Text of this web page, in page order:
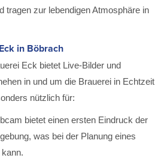
tragen zur lebendigen Atmosphäre in
in Böbrach
Eck bietet Live-Bilder und
in und um die Brauerei in Echtzeit
nützlich für:
bietet einen ersten Eindruck der
was bei der Planung eines